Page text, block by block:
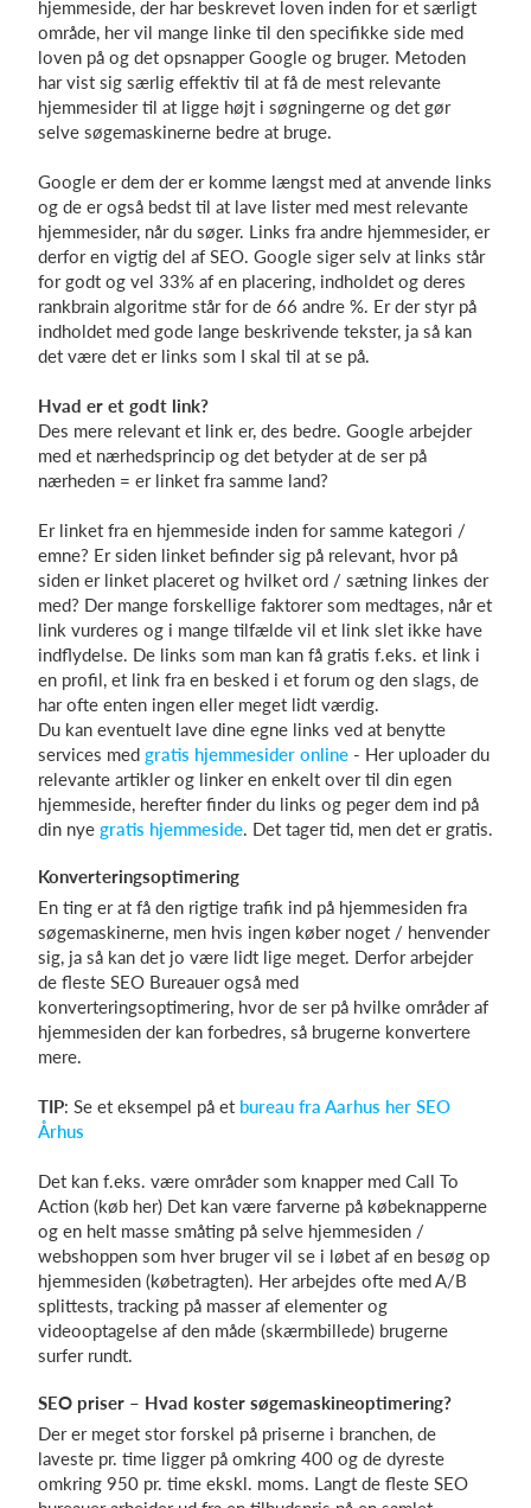
hjemmeside, der har beskrevet loven inden for et særligt
område, her vil mange linke til den specifikke side med
loven på og det opsnapper Google og bruger. Metoden
har vist sig særlig effektiv til at få de mest relevante
hjemmesider til at ligge højt i søgningerne og det gør
selve søgemaskinerne bedre at bruge.
Google er dem der er komme længst med at anvende links
og de er også bedst til at lave lister med mest relevante
hjemmesider, når du søger. Links fra andre hjemmesider, er
derfor en vigtig del af SEO. Google siger selv at links står
for godt og vel 33% af en placering, indholdet og deres
rankbrain algoritme står for de 66 andre %. Er der styr på
indholdet med gode lange beskrivende tekster, ja så kan
det være det er links som I skal til at se på.
Hvad er et godt link?
Des mere relevant et link er, des bedre. Google arbejder
med et nærhedsprincip og det betyder at de ser på
nærheden = er linket fra samme land?
Er linket fra en hjemmeside inden for samme kategori /
emne? Er siden linket befinder sig på relevant, hvor på
siden er linket placeret og hvilket ord / sætning linkes der
med? Der mange forskellige faktorer som medtages, når et
link vurderes og i mange tilfælde vil et link slet ikke have
indflydelse. De links som man kan få gratis f.eks. et link i
en profil, et link fra en besked i et forum og den slags, de
har ofte enten ingen eller meget lidt værdig.
Du kan eventuelt lave dine egne links ved at benytte
services med gratis hjemmesider online - Her uploader du
relevante artikler og linker en enkelt over til din egen
hjemmeside, herefter finder du links og peger dem ind på
din nye gratis hjemmeside. Det tager tid, men det er gratis.
Konverteringsoptimering
En ting er at få den rigtige trafik ind på hjemmesiden fra
søgemaskinerne, men hvis ingen køber noget / henvender
sig, ja så kan det jo være lidt lige meget. Derfor arbejder
de fleste SEO Bureauer også med
konverteringsoptimering, hvor de ser på hvilke områder af
hjemmesiden der kan forbedres, så brugerne konvertere
mere.
TIP: Se et eksempel på et bureau fra Aarhus her SEO
Århus
Det kan f.eks. være områder som knapper med Call To
Action (køb her) Det kan være farverne på købeknapperne
og en helt masse småting på selve hjemmesiden /
webshoppen som hver bruger vil se i løbet af en besøg op
hjemmesiden (købetragten). Her arbejdes ofte med A/B
splittests, tracking på masser af elementer og
videooptagelse af den måde (skærmbillede) brugerne
surfer rundt.
SEO priser – Hvad koster søgemaskineoptimering?
Der er meget stor forskel på priserne i branchen, de
laveste pr. time ligger på omkring 400 og de dyreste
omkring 950 pr. time ekskl. moms. Langt de fleste SEO